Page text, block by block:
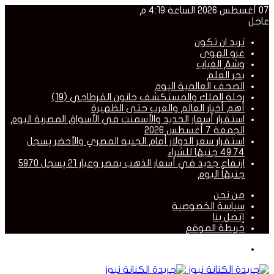
07 أغسطس 2026 الساعة 4:19 م
عاجل
تريد ان تكون
غزو الهوى
وشمُ الغياب
بحر العلم
الصحف العالمية اليوم
رحلة الملك والمستكشف حانون القرطاجي (19)
أهم أخبار العالم والعرب حتى الظهيرة
استقرار أسعار الحديد والأسمنت في الأسواق المصرية اليوم
الجمعة 7 أغسطس 2026
استقرار سعر الدولار أمام الجنيه المصري والأخضر يسجل
49.74 جنيهًا للشراء
ارتفاع جديد في أسعار الذهب بمصر وعيار 21 يسجل 5970
جنيهًا اليوم
من نحن
سياسة الخصوصية
إتصل بنا
خريطة الموقع